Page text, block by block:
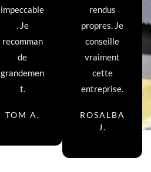
impeccable
. Je
recomman
de
grandemen
t.
TOM A.
rendus
propres. Je
conseille
vraiment
cette
entreprise.
ROSALBA
J.